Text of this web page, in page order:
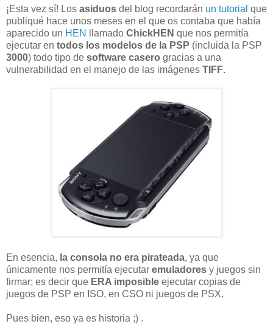
¡Esta vez sí! Los asiduos del blog recordarán un tutorial que
publiqué hace unos meses en el que os contaba que había
aparecido un HEN llamado ChickHEN que nos permitía
ejecutar en todos los modelos de la PSP (incluida la PSP
3000) todo tipo de software casero gracias a una
vulnerabilidad en el manejo de las imágenes TIFF.
En esencia, la consola no era pirateada, ya que
únicamente nos permitía ejecutar emuladores y juegos sin
firmar; es decir que ERA imposible ejecutar copias de
juegos de PSP en ISO, en CSO ni juegos de PSX.
Pues bien, eso ya es historia ;) .